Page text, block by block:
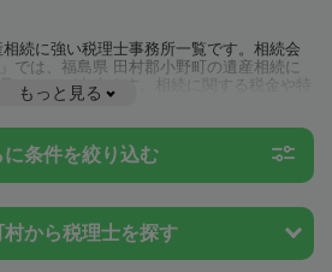
続に強い税理士事務所一覧です。相続会
では、福島県 田村郡小野町の遺産相続に
ることが出来ます。相続に関する税金や特
理士に相談してみましょう。
もっと見る
に条件を絞り込む
から税理士を探す